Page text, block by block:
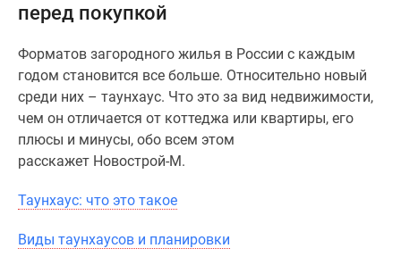
карте
предложения
Коммерческие
помещения
Продавцы
застройщики
новостроек
Видеообзор
новостроек
перед покупкой
Форматов загородного жилья в России с каждым
годом становится все больше. Относительно новый
среди них – таунхаус. Что это за вид недвижимости,
чем он отличается от коттеджа или квартиры, его
плюсы и минусы, обо всем этом
расскажет Новострой-М.
Таунхаус: что это такое
Виды таунхаусов и планировки